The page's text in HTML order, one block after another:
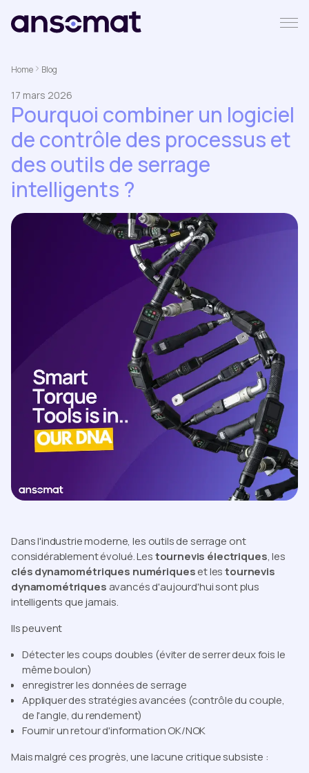
Home Blog
17 mars 2026
Pourquoi combiner un logiciel
de contrôle des processus et
des outils de serrage
intelligents ?
Dans l'industrie moderne, les outils de serrage ont
considérablement évolué. Lestournevis électriques, les
clés dynamométriques numériqueset lestournevis
dynamométriques avancés d'aujourd'hui sont plus
intelligents que jamais.
Ils peuvent
Détecter les coups doubles (éviter de serrer deux fois le
même boulon)
enregistrer les données de serrage
Appliquer des stratégies avancées (contrôle du couple,
de l'angle, du rendement)
Fournir un retour d'information OK/NOK
Mais malgré ces progrès, une lacune critique subsiste :